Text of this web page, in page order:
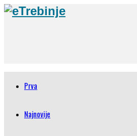
Prva
Najnovije